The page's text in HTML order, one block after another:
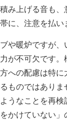
み上げる音も
に、注意を払い
や暖炉ですが
が不可欠です
への配慮は特
ものではあり
うなことを再
かけていない